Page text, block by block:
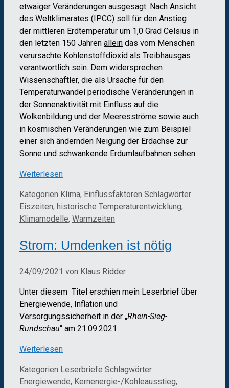
etwaiger Veränderungen ausgesagt. Nach Ansicht
des Weltklimarates (IPCC) soll für den Anstieg
der mittleren Erdtemperatur um 1,0 Grad Celsius in
den letzten 150 Jahren allein das vom Menschen
verursachte Kohlenstoffdioxid als Treibhausgas
verantwortlich sein. Dem widersprechen
Wissenschaftler, die als Ursache für den
Temperaturwandel periodische Veränderungen in
der Sonnenaktivität mit Einfluss auf die
Wolkenbildung und der Meeresströme sowie auch
in kosmischen Veränderungen wie zum Beispiel
einer sich ändernden Neigung der Erdachse zur
Sonne und schwankende Erdumlaufbahnen sehen.
Weiterlesen
Kategorien Klima, Einflussfaktoren Schlagwörter
Eiszeiten, historische Temperaturentwicklung,
Klimamodelle, Warmzeiten
Strom: Umdenken ist nötig
24/09/2021 von Klaus Ridder
Unter diesem Titel erschien mein Leserbrief über
Energiewende, Inflation und
Versorgungssicherheit in der „Rhein-Sieg-
Rundschau“ am 21.09.2021:
Weiterlesen
Kategorien Leserbriefe Schlagwörter
Energiewende, Kernenergie-/Kohleausstieg,